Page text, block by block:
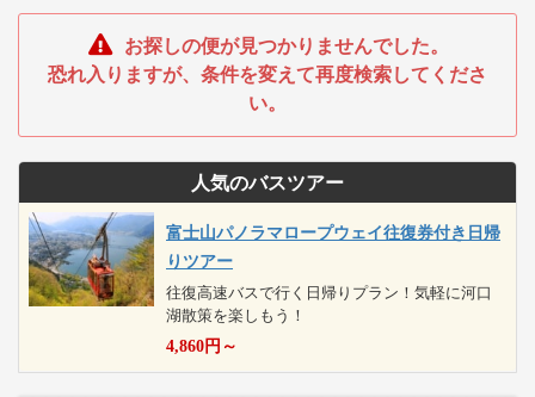
お探しの便が見つかりませんでした。
恐れ入りますが、条件を変えて再度検索してくださ
い。
人気のバスツアー
富士山パノラマロープウェイ往復券付き日帰
りツアー
往復高速バスで行く日帰りプラン！気軽に河口
湖散策を楽しもう！
4,860 円～